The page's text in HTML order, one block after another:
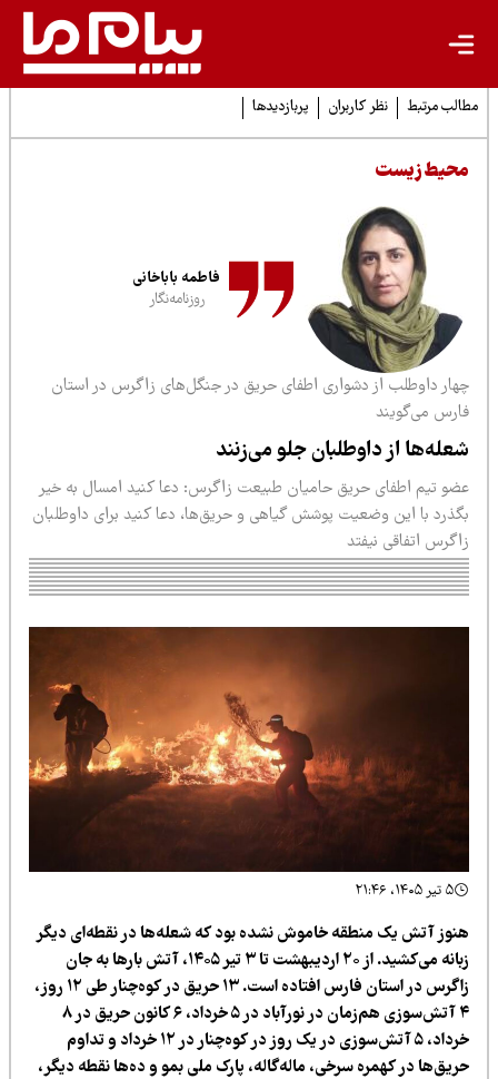
مرتبط نظر کاربران پربازدیدها
زیست
فاطمه باباخانی
روزنامه‌نگار
داوطلب از دشواری‌ اطفای حریق در جنگل‌های زاگرس در استان
می‌گویند
از داوطلبان جلو می‌زنند
تیم اطفای حریق حامیان طبیعت زاگرس: دعا کنید امسال به خیر
با این وضعیت پوشش گیاهی و حریق‌ها، دعا کنید برای داوطلبان
اتفاقی نیفتد
آتش یک منطقه خاموش نشده بود که شعله‌ها در نقطه‌ای دیگر
زبانه می‌کشید. از ۲۰ اردیبهشت تا ۳ تیر ۱۴۰۵، آتش بارها به جان
زاگرس در استان فارس افتاده است. ۱۳ حریق در کوه‌چنار طی ۱۲ روز،
۴ آتش‌سوزی هم‌زمان در نورآباد در ۵ خرداد، ۶ کانون حریق در ۸
خرداد، ۵ آتش‌سوزی در یک روز در کوه‌چنار در ۱۲ خرداد و تداوم
در کهمره سرخی، ماله‌گاله، پارک ملی بمو و ده‌ها نقطه دیگر،